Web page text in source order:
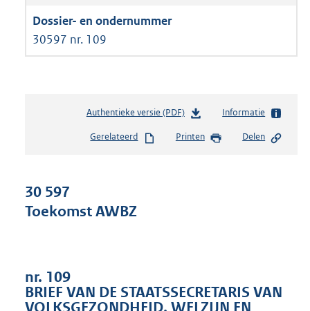
30597 nr. 109
Authentieke versie (PDF)b
s
t
t
Informatie
Gerelateerd Printen Delen
30 597
Toekomst AWBZ
nr. 109
BRIEF VAN DE STAATSSECRETARIS VAN
VOLKSGEZONDHEID, WELZIJN EN